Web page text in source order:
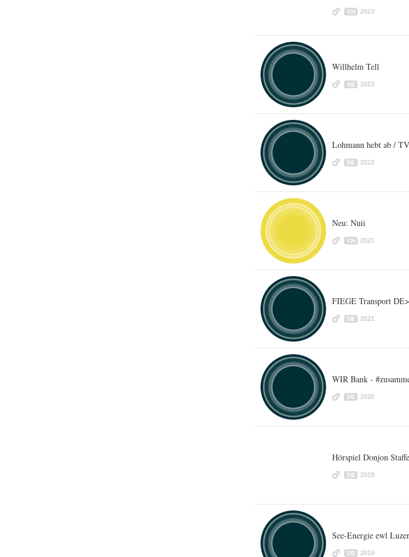
CH 2023
Willhelm Tell
DE 2023
Lohmann hebt ab /
DE 2022
Neu: Nuii
CH 2021
FIEGE Transport
DE 2021
WIR Bank -
DE 2020
Hörspiel Donjon
DE 2019
See-Energie ewl
DE 2019